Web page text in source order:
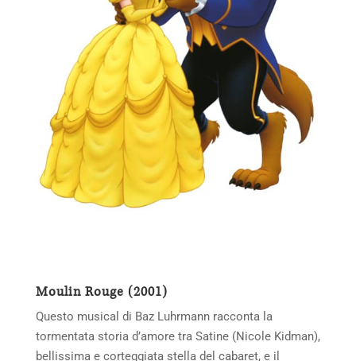
Moulin Rouge (2001)
Questo musical di Baz Luhrmann racconta la
tormentata storia d’amore tra Satine (Nicole Kidman),
bellissima e corteggiata stella del cabaret, e il